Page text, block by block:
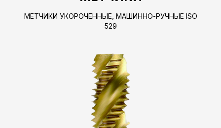
МЕТЧИКИ УКОРОЧЕННЫЕ, МАШИННО-РУЧНЫЕ ISO
529